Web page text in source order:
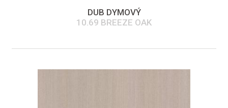
DUB DYMOVÝ
10.69 BREEZE OAK